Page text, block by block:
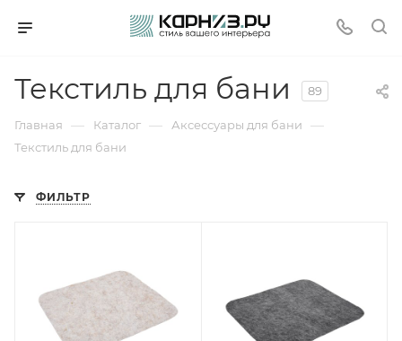
Текстиль для бани 89
Главная — Каталог — Аксессуары для бани —
Текстиль для бани
ФИЛЬТР